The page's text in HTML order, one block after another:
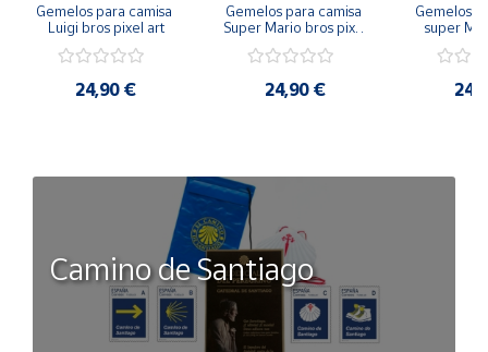
Gemelos para camisa
Luigi bros pixel art
24,90 €
Gemelos para camisa
Super Mario bros pixel
24,90 €
Gemelos
super
Camino de Santiago